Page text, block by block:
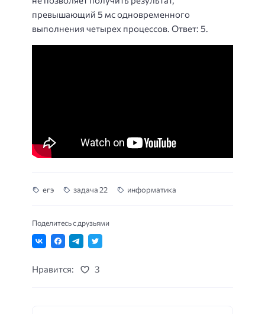
превышающий 5 мс одновременного
выполнения четырех процессов. Ответ: 5.
егэ задача 22 информатика
Поделитесь с друзьями
Нравится: 3